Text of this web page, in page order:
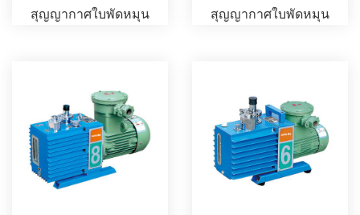
สุญญากาศใบพัดหมุน
สุญญากาศใบพัดหมุน